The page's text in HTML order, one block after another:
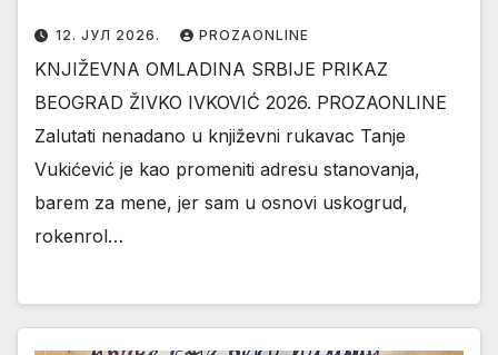
12. ЈУЛ 2026. PROZAONLINE
KNJIŽEVNA OMLADINA SRBIJE PRIKAZ
BEOGRAD ŽIVKO IVKOVIĆ 2026. PROZAONLINE
Zalutati nenadano u književni rukavac Tanje
Vukićević je kao promeniti adresu stanovanja,
barem za mene, jer sam u osnovi uskogrud,
rokenrol…